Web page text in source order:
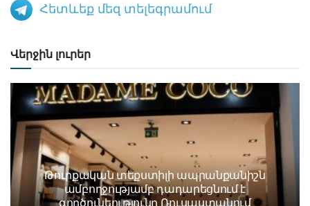
Հետևեք մեզ տելեգրամում
Վերջին լուրեր
Թուրքական տեքստիլի ապրանքանիշն
ամբողջությամբ դադարեցնում է
գործունեությունը Ռուսաստանում